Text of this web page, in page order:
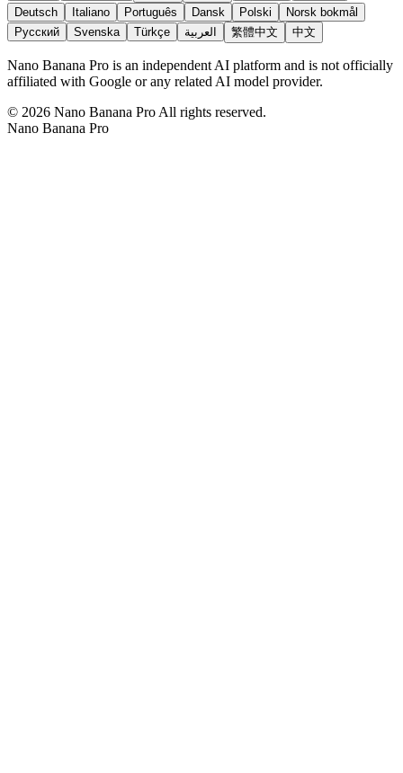
Deutsch
Italiano Português Dansk Polski
Norsk bokmål
Русский
Svenska Türkçe العربية 繁體中文 中文
Nano Banana Pro is an independent AI platform and is not officially
affiliated with Google or any related AI model provider.
© 2026 Nano Banana Pro All rights reserved.
Nano Banana Pro